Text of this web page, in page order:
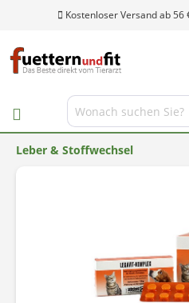
Kostenloser Versand ab
Leber & Stoffwechsel